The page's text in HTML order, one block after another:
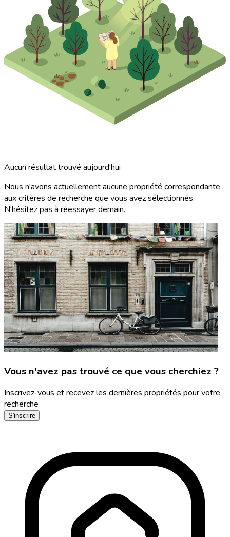
Aucun résultat trouvé aujourd'hui
Nous n'avons actuellement aucune propriété correspondante
aux critères de recherche que vous avez sélectionnés.
N'hésitez pas à réessayer demain.
Vous n'avez pas trouvé ce que vous cherchiez ?
Inscrivez-vous et recevez les dernières propriétés pour votre
recherche
S'inscrire